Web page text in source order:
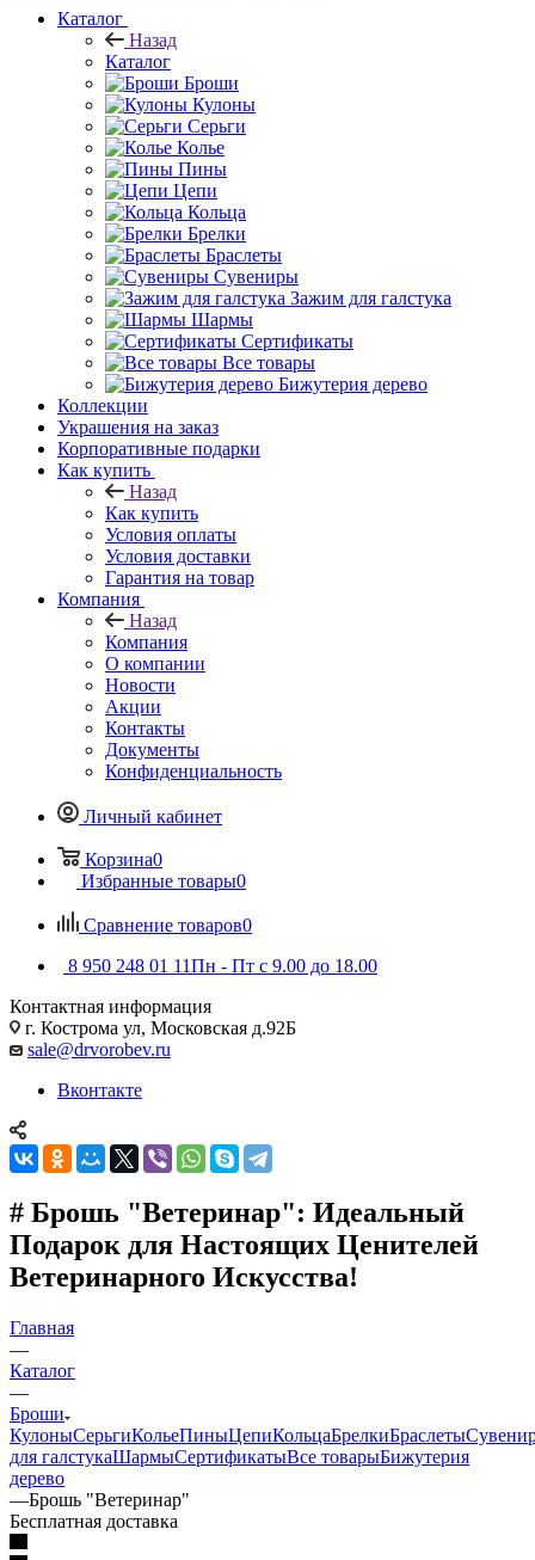
Каталог
Назад
Каталог
Броши
Кулоны
Серьги
Колье
Пины
Цепи
Кольца
Брелки
Браслеты
Сувениры
Зажим для галстука
Шармы
Сертификаты
Все товары
Бижутерия дерево
Коллекции
Украшения на заказ
Корпоративные подарки
Как купить
Назад
Как купить
Условия оплаты
Условия доставки
Гарантия на товар
Компания
Назад
Компания
О компании
Новости
Акции
Контакты
Документы
Конфиденциальность
Личный кабинет
Корзина0
Избранные товары0
Сравнение товаров0
8 950 248 01 11Пн - Пт с 9.00 до 18.00
Контактная информация
г. Кострома ул, Московская д.92Б
sale@drvorobev.ru
Вконтакте
# Брошь "Ветеринар": Идеальный
Подарок для Настоящих Ценителей
Ветеринарного Искусства!
Главная
—
Каталог
—
Броши
КулоныСерьгиКольеПиныЦепиКольцаБрелкиБраслеты
для галстукаШармыСертификатыВсе товарыБижутерия
дерево
—Брошь "Ветеринар"
Бесплатная доставка